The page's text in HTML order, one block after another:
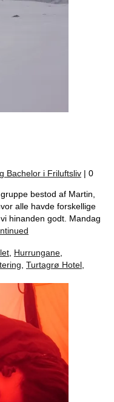
Bachelor i Friluftsliv | 0
bestod af Martin,
alle havde forskellige
hinanden godt. Mandag
Hurrungane
Turtagrø Hotel